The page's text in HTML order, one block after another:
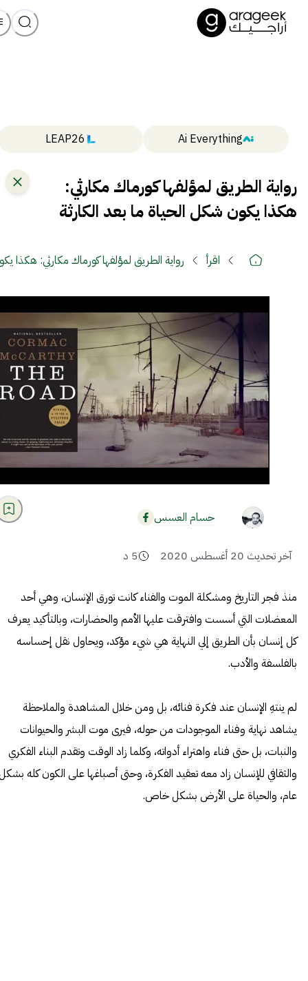
Ai Everything
LEAP26
رواية الطريق لمؤلفها كورماك مكارثي:
هكذا يكون شكل الحياة ما بعد الكارثة
اقرأ رواية الطريق لمؤلفها كورماك مكارثي: هكذا
حسام العسس
آخر تحديث 20 أغسطس 2020 5 د
منذ فجر التاريخ ومشكلة الموت والفناء كانت تورق الإنسان، وهي أحد
المعضلات التي أسست وافترقت عليها الأمم والحضارات، وبالتأكيد يعرف
كل إنسان بأن الطريق إلي النهاية هي شيء مؤكد، ويحاول نقل إحساسه
بالفلسفة والأدب.
لم ينتهِ الإنسان عند فكرة فنائه، بل ومن خلال المشاهدة والملاحظة
يشاهد نهاية وفناء الموجودات من حوله، فيرى موت البشر والحيوانات
والنبات، بل حتى فناء واهتراء أدواته، وكلما زاد الوقت وتقدم البناء الفكري
والثقافي للإنسان زاد معه تعقيد الفكرة، وحتى أصباغها على الكون كله
عام، والحياة على الأرض بشكل خاص.